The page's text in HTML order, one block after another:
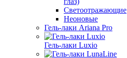
Светоотражающие
Неоновые
Гель-лаки Ariana Pro
Гель-лаки Luxio